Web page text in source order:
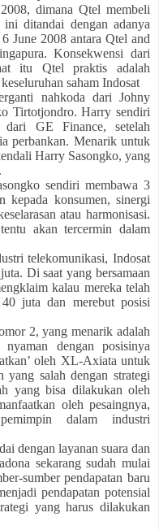
dimana Qtel membeli
ditandai dengan adanya
June 2008 antara Qtel and
Konsekwensi dari
itu Qtel praktis adalah
saham Indosat
nahkoda dari Johny
Tirtotjondro. Harry sendiri
GE Finance, setelah
perbankan. Menarik untuk
Harry Sasongko, yang
sendiri membawa 3
kepada konsumen, sinergi
atau harmonisasi.
akan tercermin dalam
telekomunikasi, Indosat
Di saat yang bersamaan
kalau mereka telah
juta dan merebut posisi
2, yang menarik adalah
dengan posisinya
oleh XL-Axiata untuk
yang salah dengan strategi
yang bisa dilakukan oleh
oleh pesaingnya,
dalam industri
dengan layanan suara dan
sekarang sudah mulai
sumber pendapatan baru
pendapatan potensial
yang harus dilakukan